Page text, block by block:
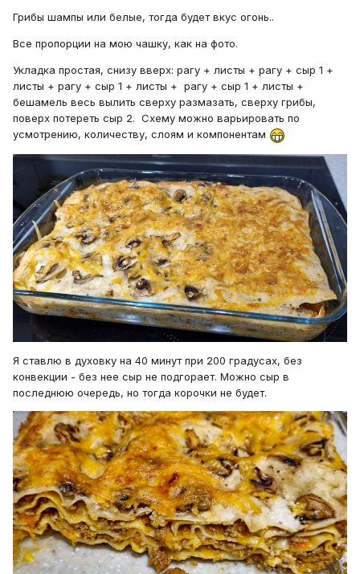
Грибы шампы или белые, тогда будет вкус огонь..
Все пропорции на мою чашку, как на фото.
Укладка простая, снизу вверх: рагу + листы + рагу + сыр 1 +
листы + рагу + сыр 1 + листы + рагу + сыр 1 + листы +
бешамель весь вылить сверху размазать, сверху грибы,
поверх потереть сыр 2. Схему можно варьировать по
усмотрению, количеству, слоям и компонентам
Я ставлю в духовку на 40 минут при 200 градусах, без
конвекции - без нее сыр не подгорает. Можно сыр в
последнюю очередь, но тогда корочки не будет.